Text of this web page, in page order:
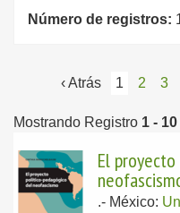
Número de registros:
‹ Atrás 1 2 3
Mostrando Registro 1 - 10
El
.- México: